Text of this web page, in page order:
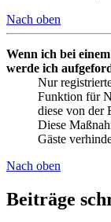
Nach oben
Wenn ich bei
werde ich
Nur
Funktion für
diese von der
Diese
Gäste
Nach oben
Beiträge